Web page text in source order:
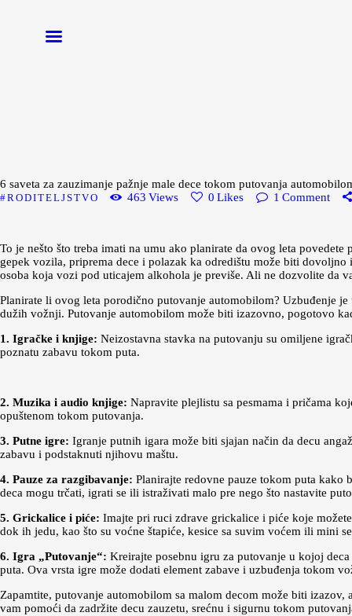
Zdravlje
Magazin
6 saveta za zauzimanje pažnje male dece tokom putovanja
RODITELJSTVO 463 Views 0 Likes 1 Comment
To je nešto što treba imati na umu ako planirate da ovog leta
gepek vozila, priprema dece i polazak ka odredištu može biti
osoba koja vozi pod uticajem alkohola je previše. Ali ne dozvolite da
Planirate li ovog leta porodično putovanje automobilom? Uzbuđenje
dužih vožnji. Putovanje automobilom može biti izazovno, pogotovo
1. Igračke i knjige: Neizostavna stavka na putovanju su omiljene
poznatu zabavu tokom puta.
2. Muzika i audio knjige: Napravite plejlistu sa pesmama i pričama
opuštenom tokom putovanja.
3. Putne igre: Igranje putnih igara može biti sjajan način da decu
zabavu i podstaknuti njihovu maštu.
4. Pauze za razgibavanje: Planirajte redovne pauze tokom puta kako
deca mogu trčati, igrati se ili istraživati malo pre nego što nastavite
5. Grickalice i piće: Imajte pri ruci zdrave grickalice i piće koje
dok ih jedu, kao što su voćne štapiće, kesice sa suvim voćem ili mini
6. Igra „Putovanje“: Kreirajte posebnu igru za putovanje u kojoj
puta. Ova vrsta igre može dodati element zabave i uzbuđenja tokom
Zapamtite, putovanje automobilom sa malom decom može biti
vam pomoći da zadržite decu zauzetu, srećnu i sigurnu tokom